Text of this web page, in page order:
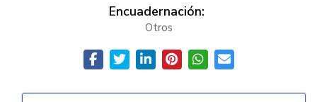
Encuadernación:
Otros